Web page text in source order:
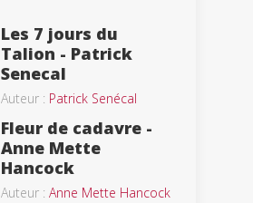
Les 7 jours du
Talion - Patrick
Senecal
Auteur : Patrick Senécal
Fleur de cadavre -
Anne Mette
Hancock
Auteur : Anne Mette Hancock